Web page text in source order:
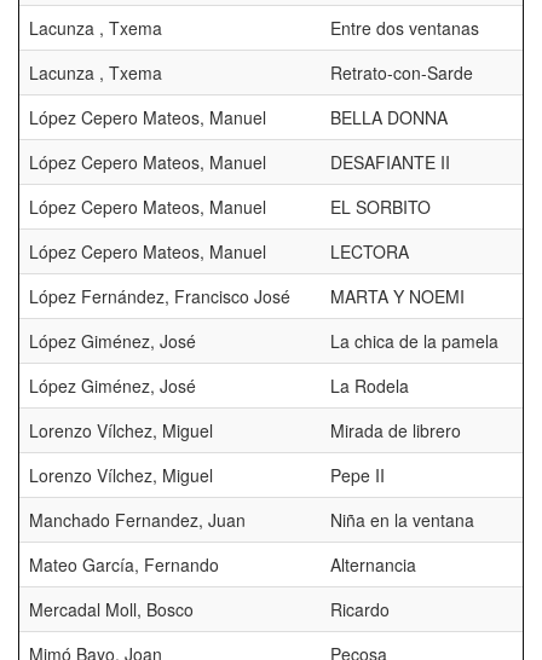
Lacunza , Txema
Entre dos ventanas
Lacunza , Txema
Retrato-con-Sarde
López Cepero Mateos, Manuel
BELLA DONNA
López Cepero Mateos, Manuel
DESAFIANTE II
López Cepero Mateos, Manuel
EL SORBITO
López Cepero Mateos, Manuel
LECTORA
López Fernández, Francisco José
MARTA Y NOEMI
López Giménez, José
La chica de la pamela
López Giménez, José
La Rodela
Lorenzo Vílchez, Miguel
Mirada de librero
Lorenzo Vílchez, Miguel
Pepe II
Manchado Fernandez, Juan
Niña en la ventana
Mateo García, Fernando
Alternancia
Mercadal Moll, Bosco
Ricardo
Mimó Bayo, Joan
Pecosa